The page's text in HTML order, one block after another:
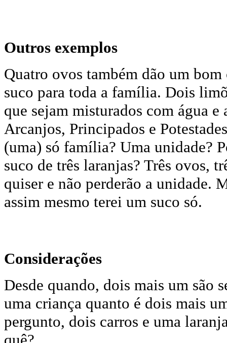
Outros exemplos
Quatro ovos também dão um
suco para toda a família. Dois
que sejam misturados com água
Arcanjos, Principados e
(uma) só família? Uma unidade?
suco de três laranjas? Três ovos,
quiser e não perderão a unidade.
assim mesmo terei um suco só.
Considerações
Desde quando, dois mais um são
uma criança quanto é dois mais
pergunto, dois carros e uma